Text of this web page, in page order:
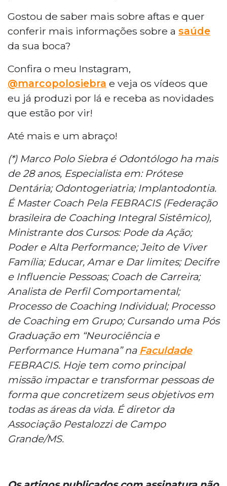
Gostou de saber mais sobre aftas e quer
conferir mais informações sobre a saúde
da sua boca?
Confira o meu Instagram,
@marcopolosiebra e veja os vídeos que
eu já produzi por lá e receba as novidades
que estão por vir!
Até mais e um abraço!
(*) Marco Polo Siebra é Odontólogo ha mais
de 28 anos, Especialista em: Prótese
Dentária; Odontogeriatria; Implantodontia.
É Master Coach Pela FEBRACIS (Federação
brasileira de Coaching Integral Sistêmico),
Ministrante dos Cursos: Pode da Ação;
Poder e Alta Performance; Jeito de Viver
Família; Educar, Amar e Dar limites; Decifre
e Influencie Pessoas; Coach de Carreira;
Analista de Perfil Comportamental;
Processo de Coaching Individual; Processo
de Coaching em Grupo; Cursando uma Pós
Graduação em “Neurociência e
Performance Humana” na Faculdade
FEBRACIS. Hoje tem como principal
missão impactar e transformar pessoas de
forma que concretizem seus objetivos em
todas as áreas da vida. É diretor da
Associação Pestalozzi de Campo
Grande/MS.